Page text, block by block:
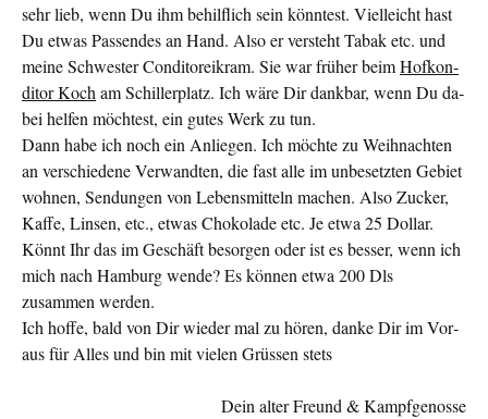
sehr lieb, wenn Du ihm behilflich sein könntest. Vielleicht hast
Du etwas Passendes an Hand. Also er versteht Tabak etc. und
meine Schwester Conditoreikram. Sie war früher beimHofkon­
ditor Koch am Schillerplatz. Ich wäre Dir dankbar, wenn Du da­
bei helfen möchtest, ein gutes Werk zu tun.
Dann habe ich noch ein Anliegen. Ich möchte zu Weihnachten
an verschiedene Verwandten, die fast alle im unbesetzten Gebiet
wohnen, Sendungen von Lebensmitteln machen. Also Zucker,
Kaffe, Linsen, etc., etwas Chokolade etc. Je etwa 25 Dollar.
Könnt Ihr das im Geschäft besorgen oder ist es besser, wenn ich
mich nach Hamburg wende? Es können etwa 200 Dls
zusammen werden.
Ich hoffe, bald von Dir wieder mal zu hören, danke Dir im Vor­
aus für Alles und bin mit vielen Grüssen stets
Dein alter Freund & Kampfgenosse